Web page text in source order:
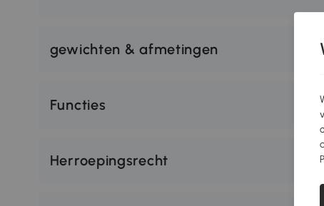
gewichten & afmetingen
Functies
Herroepingsrecht